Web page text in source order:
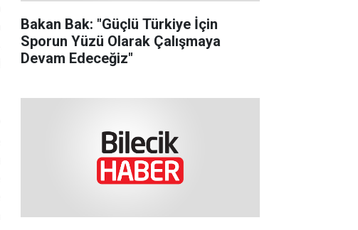
Bakan Bak: "Güçlü Türkiye İçin
Sporun Yüzü Olarak Çalışmaya
Devam Edeceğiz"